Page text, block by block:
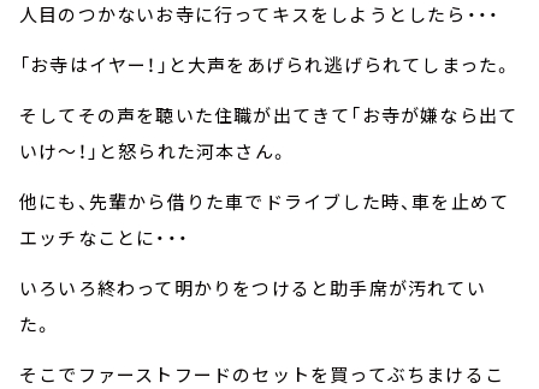
人目のつかないお寺に行ってキスをしようとしたら・・・
「お寺はイヤー！」と大声をあげられ逃げられてしまった。
そしてその声を聴いた住職が出てきて「お寺が嫌なら出て
いけ～！」と怒られた河本さん。
他にも、先輩から借りた車でドライブした時、車を止めて
エッチなことに・・・
いろいろ終わって明かりをつけると助手席が汚れてい
た。
そこでファーストフードのセットを買ってぶちまけるこ